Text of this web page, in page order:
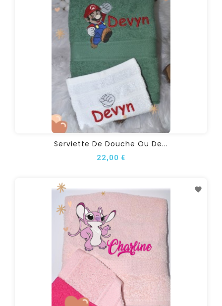
Serviette De Douche Ou De...
22,00 €